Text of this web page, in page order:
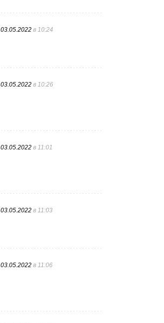
03.05.2022 в 10:24
03.05.2022 в 10:26
03.05.2022 в 11:01
03.05.2022 в 11:03
03.05.2022 в 11:06